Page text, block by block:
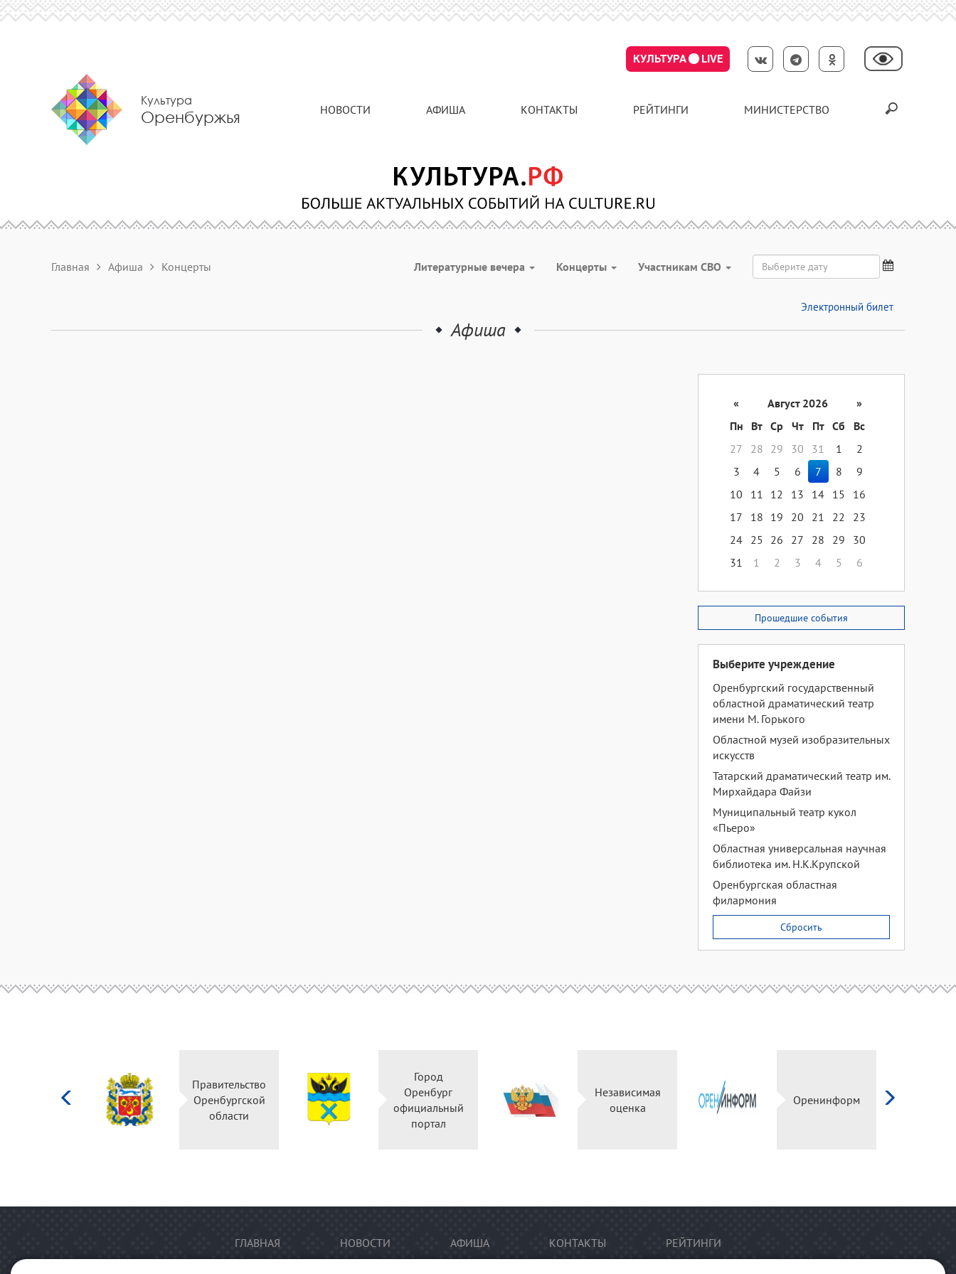
КУЛЬТУРА LIVE
Культура
Оренбуржья НОВОСТИ АФИША КОНТАКТЫ РЕЙТИНГИ МИНИСТЕРСТВО
Главная Афиша Концерты Литературные вечера Концерты Участникам СВО
Электронный билет
Афиша
« Август 2026
»
Пн
Вт Ср Чт Пт Сб
Вс
27
28 29 30 31 1
2
3
4 5 6 7 8
9
10
11 12 13 14 15
16
17
18 19 20 21 22
23
24 25 26 27 28 29
30
31
1 2 3 4 5 6
Прошедшие события
Выберите учреждение
Оренбургский государственный
областной драматический театр
имени М. Горького
Областной музей изобразительных
искусств
Татарский драматический театр им.
Мирхайдара Файзи
Муниципальный театр кукол
«Пьеро»
Областная универсальная научная
библиотека им. Н.К.Крупской
Оренбургская областная
филармония
Сбросить
Правительство
Оренбургской
области
Город
Оренбург
официальный
портал
Независимая
оценка
Оренинформ
ГЛАВНАЯ НОВОСТИ АФИША КОНТАКТЫ РЕЙТИНГИ